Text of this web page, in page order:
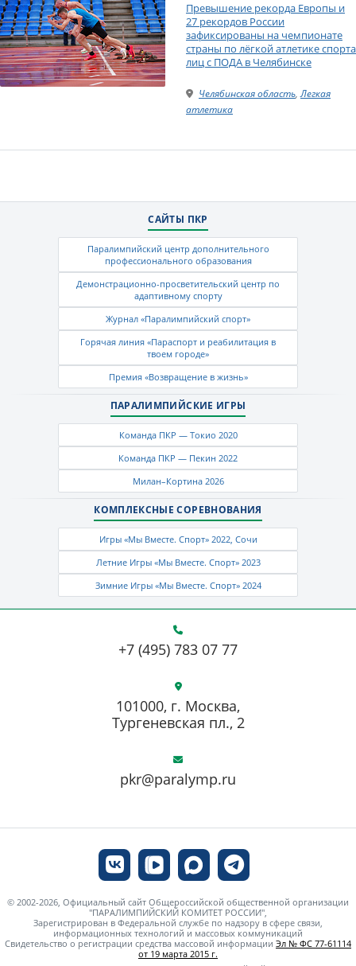
Превышение рекорда Европы и
27 рекордов России
зафиксированы на чемпионате
страны по лёгкой атлетике спорта
лиц с ПОДА в Челябинске
Челябинская область,Легкая
атлетика
САЙТЫ ПКР
Паралимпийский центр дополнительного
профессионального образования
Демонстрационно-просветительский центр по
адаптивному спорту
Журнал «Паралимпийский спорт»
Горячая линия «Параспорт и реабилитация в
твоем городе»
Премия «Возвращение в жизнь»
ПАРАЛИМПИЙСКИЕ ИГРЫ
Команда ПКР — Токио 2020
Команда ПКР — Пекин 2022
Милан–Кортина 2026
КОМПЛЕКСНЫЕ СОРЕВНОВАНИЯ
Игры «Мы Вместе. Спорт» 2022, Сочи
Летние Игры «Мы Вместе. Спорт» 2023
Зимние Игры «Мы Вместе. Спорт» 2024
+7 (495) 783 07 77
pkr@paralymp.ru
101000, г. Москва,
Тургеневская пл., 2
© 2002-2026, Официальный сайт Общероссийской общественной организации
"ПАРАЛИМПИЙСКИЙ КОМИТЕТ РОССИИ",
Зарегистрирован в Федеральной службе по надзору в сфере связи,
информационных технологий и массовых коммуникаций
Свидетельство о регистрации средства массовой информации Эл № ФС 77-61114
от 19 марта 2015 г.